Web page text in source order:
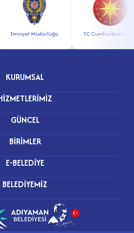
Emniyet Müdürlüğü T.C Cumhurbaşkanlığı
KURUMSAL
GÜNCEL
BİRİMLER
E-BELEDİYE
BELEDİYEMİZ